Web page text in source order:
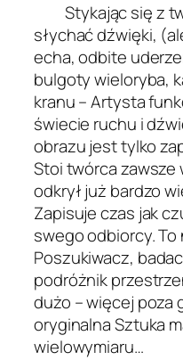
Stykając się z
słychać dźwięki,
echa, odbite
bulgoty wieloryba,
kranu – Artysta
świecie ruchu i
obrazu jest tylko
Stoi twórca zawsze
odkrył już bardzo
Zapisuje czas jak
swego odbiorcy.
Poszukiwacz,
podróżnik
dużo – więcej poza
oryginalna Sztuka
wielowymiaru…